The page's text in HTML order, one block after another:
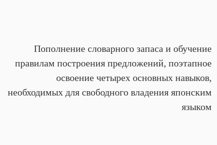
Пополнение словарного запаса и обучение
правилам построения предложений, поэтапное
освоение четырех основных навыков,
необходимых для свободного владения японским
языком